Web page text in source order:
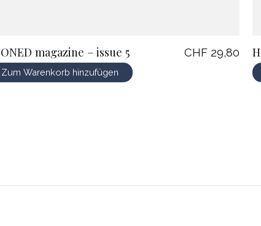
magazine – issue 5 CHF 29,80
Zum Warenkorb hinzufügen